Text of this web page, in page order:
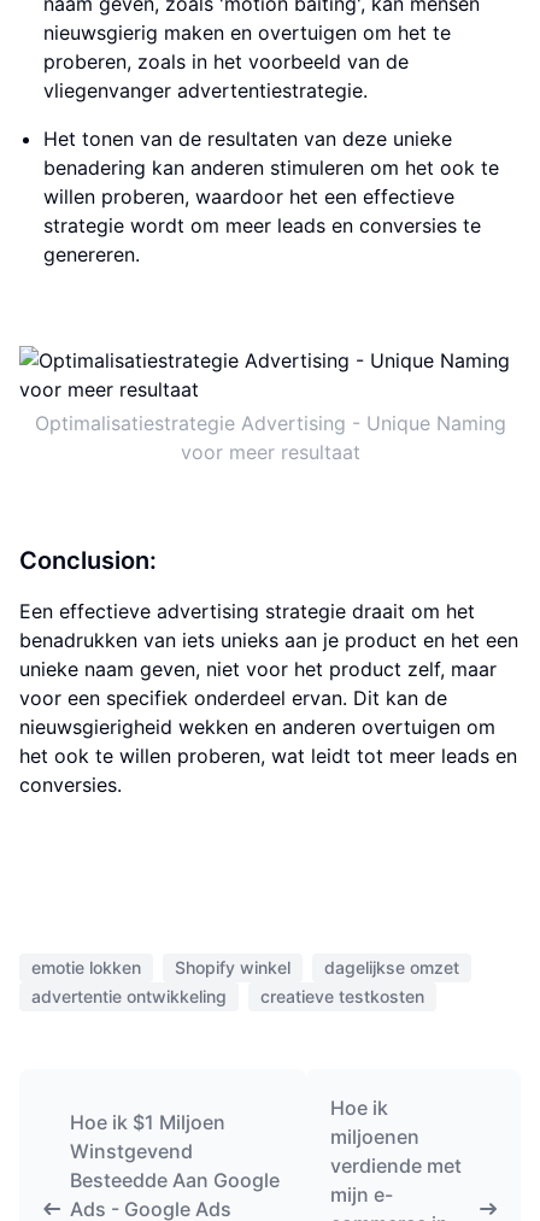
nieuwsgierig maken en overtuigen om het te
proberen, zoals in het voorbeeld van de
vliegenvanger advertentiestrategie.
Het tonen van de resultaten van deze unieke
benadering kan anderen stimuleren om het ook te
willen proberen, waardoor het een effectieve
strategie wordt om meer leads en conversies te
genereren.
Optimalisatiestrategie Advertising - Unique Naming
voor meer resultaat
Conclusion:
Een effectieve advertising strategie draait om het
benadrukken van iets unieks aan je product en het een
unieke naam geven, niet voor het product zelf, maar
voor een specifiek onderdeel ervan. Dit kan de
nieuwsgierigheid wekken en anderen overtuigen om
het ook te willen proberen, wat leidt tot meer leads en
conversies.
emotie lokken Shopify winkel
dagelijkse omzet
advertentie ontwikkeling
creatieve testkosten
Hoe ik $1 Miljoen
Winstgevend
Besteedde Aan Google
Ads - Google Ads
Hoe ik
miljoenen
verdiende met
mijn e-